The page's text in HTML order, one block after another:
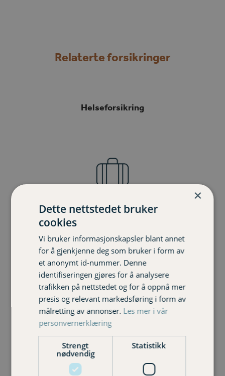
Relaterte forsikringer
Helseforsikring
Reiseforsikring
Gruppelivsforsikring
Kontakt oss
×
Dette nettstedet bruker
cookies
Vi bruker informasjonskapsler blant annet
for å gjenkjenne deg som bruker i form av
et anonymt id-nummer. Denne
identifiseringen gjøres for å analysere
trafikken på nettstedet og for å oppnå mer
presis og relevant markedsføring i form av
målretting av annonser. Les mer i vår
personvernerklæring
Strengt
nødvendig
Statistikk